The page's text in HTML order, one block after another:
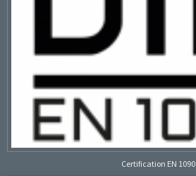
Certification EN 1090